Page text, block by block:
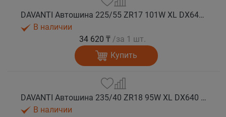
DAVANTI Автошина 225/55 ZR17 101W XL DX640 RPR лето
В наличии
34 620 ₸ /за 1 шт.
Купить
DAVANTI Автошина 235/40 ZR18 95W XL DX640 RPR лето
В наличии